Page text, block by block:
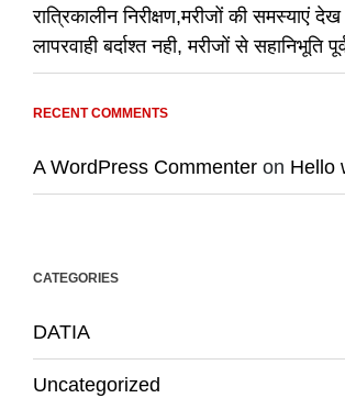
रात्रिकालीन निरीक्षण,मरीजों की समस्याएं
लापरवाही बर्दाश्त नही, मरीजों से सहानिभूति
RECENT COMMENTS
A WordPress Commenter on Hello
CATEGORIES
DATIA
Uncategorized